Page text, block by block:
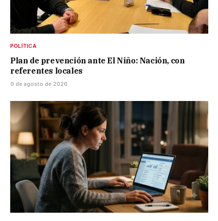
POLÍTICA
Plan de prevención ante El Niño: Nación, con
referentes locales
9 de agosto de 2026